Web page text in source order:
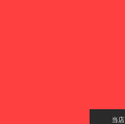
当